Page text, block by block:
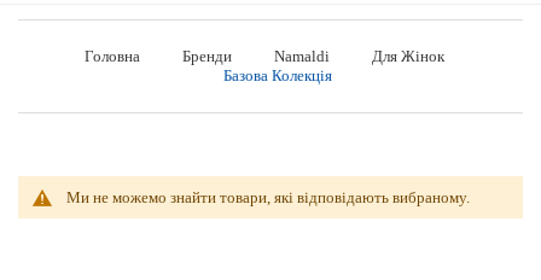
Головна Бренди Namaldi
Для Жінок
Базова Колекція
Ми не можемо знайти товари, які відповідають вибраному.